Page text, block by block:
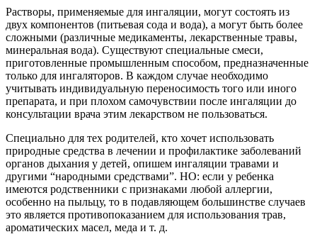
Растворы, применяемые для ингаляции, могут состоять из
двух компонентов (питьевая сода и вода), а могут быть более
сложными (различные медикаменты, лекарственные травы,
минеральная вода). Существуют специальные смеси,
приготовленные промышленным способом, предназначенные
только для ингаляторов. В каждом случае необходимо
учитывать индивидуальную переносимость того или иного
препарата, и при плохом самочувствии после ингаляции до
консультации врача этим лекарством не пользоваться.
Специально для тех родителей, кто хочет использовать
природные средства в лечении и профилактике заболеваний
органов дыхания у детей, опишем ингаляции травами и
другими “народными средствами”. НО: если у ребенка
имеются родственники с признаками любой аллергии,
особенно на пыльцу, то в подавляющем большинстве случаев
это является противопоказанием для использования трав,
ароматических масел, меда и т. д.